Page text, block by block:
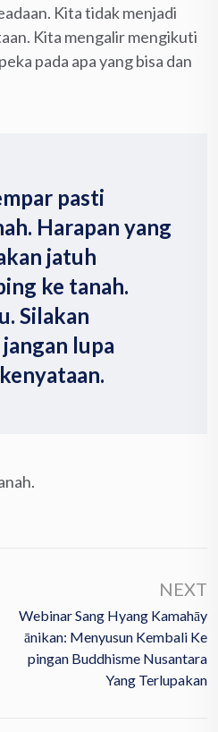
Kita tidak menjadi
Kita mengalir mengikuti
pada apa yang bisa dan
pasti
Harapan yang
jatuh
ke tanah.
Silakan
lupa
NEXT
Webinar Sang Hyang Kamahāy
Ānikan: Menyusun Kembali Ke
Pingan Buddhisme Nusantara
Yang Terlupakan